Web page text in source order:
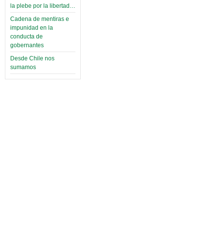
la plebe por la libertad…
Cadena de mentiras e
impunidad en la
conducta de
gobernantes
Desde Chile nos
sumamos